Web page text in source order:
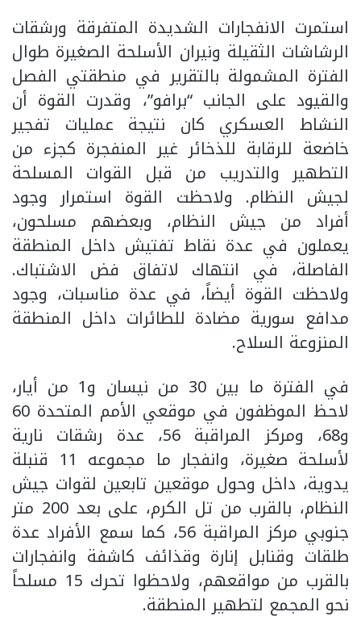
استمرت الانفجارات الشديدة المتفرقة ورشقات
الرشاشات الثقيلة ونيران الأسلحة الصغيرة طوال
الفترة المشمولة بالتقرير في منطقتي الفصل
والقيود على الجانب “برافو”، وقدرت القوة أن
النشاط العسكري كان نتيجة عمليات تفجير
خاضعة للرقابة للذخائر غير المنفجرة كجزء من
التطهير والتدريب من قبل القوات المسلحة
لجيش النظام. ولاحظت القوة استمرار وجود
أفراد من جيش النظام، وبعضهم مسلحون،
يعملون في عدة نقاط تفتيش داخل المنطقة
الفاصلة، في انتهاك لاتفاق فض الاشتباك.
ولاحظت القوة أيضاً، في عدة مناسبات، وجود
مدافع سورية مضادة للطائرات داخل المنطقة
المنزوعة السلاح.
في الفترة ما بين 30 من نيسان و1 من أيار،
لاحظ الموظفون في موقعي الأمم المتحدة 60
و68، ومركز المراقبة 56، عدة رشقات نارية
لأسلحة صغيرة، وانفجار ما مجموعه 11 قنبلة
يدوية، داخل وحول موقعين تابعين لقوات جيش
النظام، بالقرب من تل الكرم، على بعد 200 متر
جنوبي مركز المراقبة 56، كما سمع الأفراد عدة
طلقات وقنابل إنارة وقذائف كاشفة وانفجارات
بالقرب من مواقعهم، ولاحظوا تحرك 15 مسلحاً
نحو المجمع لتطهير المنطقة.